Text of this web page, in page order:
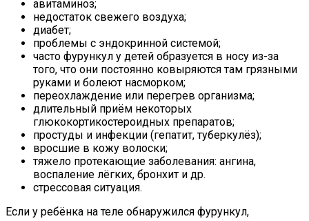
авитаминоз;
недостаток свежего воздуха;
диабет;
проблемы с эндокринной системой;
часто фурункул у детей образуется в носу из-за
того, что они постоянно ковыряются там грязными
руками и болеют насморком;
переохлаждение или перегрев организма;
длительный приём некоторых
глюкокортикостероидных препаратов;
простуды и инфекции (гепатит, туберкулёз);
вросшие в кожу волоски;
тяжело протекающие заболевания: ангина,
воспаление лёгких, бронхит и др.
стрессовая ситуация.
Если у ребёнка на теле обнаружился фурункул,